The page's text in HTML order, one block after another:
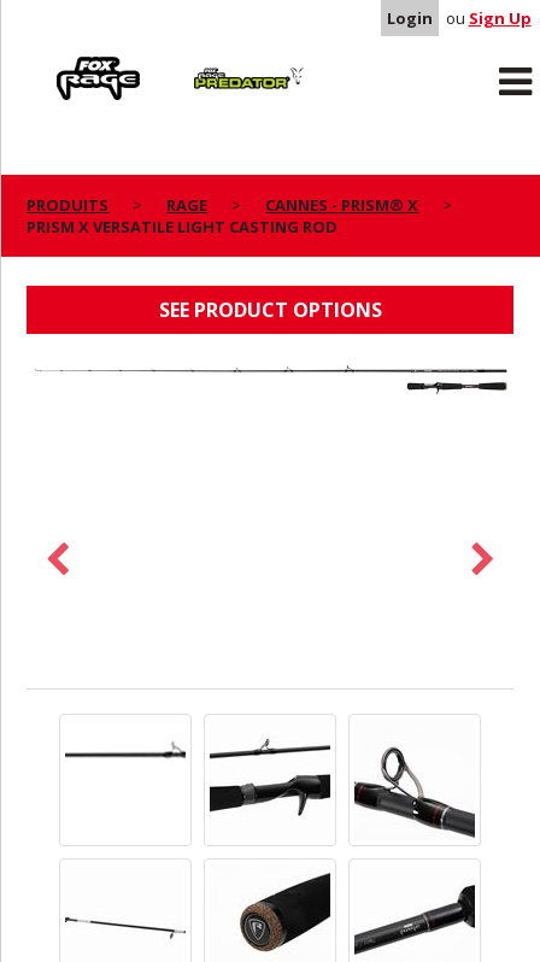
Login ou Sign Up
Predator
PRODUITS RAGE
CANNES - PRISM® X
PRISM X VERSATILE LIGHT CASTING ROD
SEE PRODUCT OPTIONS